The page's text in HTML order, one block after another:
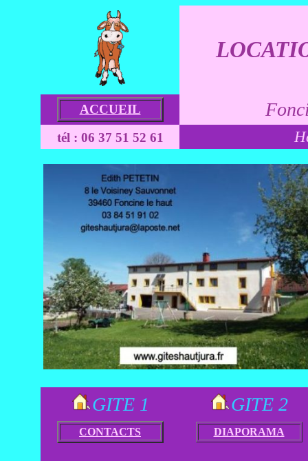
ACCUEIL
tél : 06 37 51 52 61
GITE 1 GITE 2
CONTACTS DIAPORAMA